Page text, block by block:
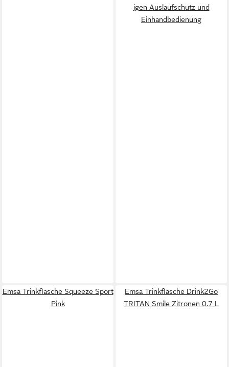
igen Auslaufschutz und
Einhandbedienung
Emsa Trinkflasche Squeeze Sport
Pink
Emsa Trinkflasche Drink2Go
TRITAN Smile Zitronen 0.7 L